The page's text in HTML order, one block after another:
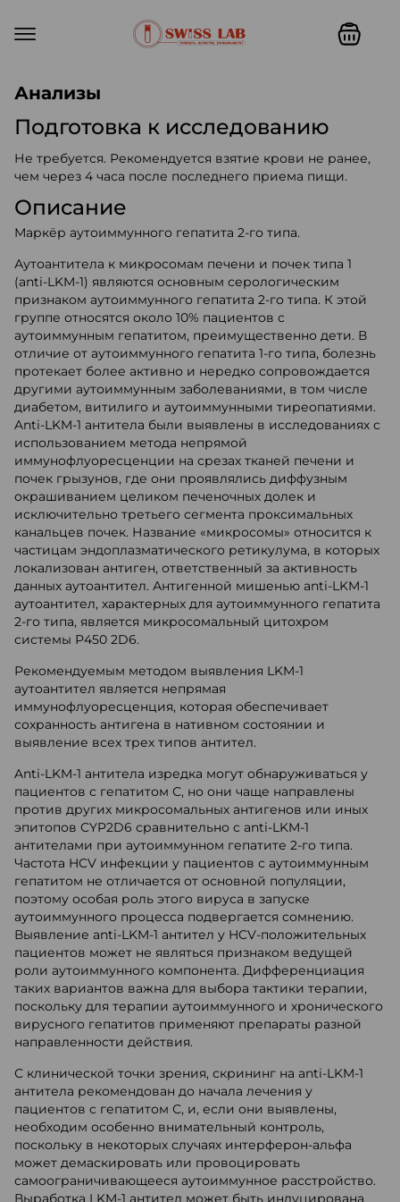
Анализы
Подготовка к исследованию
Не требуется. Рекомендуется взятие крови не ранее,
чем через 4 часа после последнего приема пищи.
Описание
Маркёр аутоиммунного гепатита 2-го типа.
Аутоантитела к микросомам печени и почек типа 1
(anti-LKM-1) являются основным серологическим
признаком аутоиммунного гепатита 2-го типа. К этой
группе относятся около 10% пациентов с
аутоиммунным гепатитом, преимущественно дети. В
отличие от аутоиммунного гепатита 1-го типа, болезнь
протекает более активно и нередко сопровождается
другими аутоиммунным заболеваниями, в том числе
диабетом, витилиго и аутоиммунными тиреопатиями.
Anti-LKM-1 антитела были выявлены в исследованиях с
использованием метода непрямой
иммунофлуоресценции на срезах тканей печени и
почек грызунов, где они проявлялись диффузным
окрашиванием целиком печеночных долек и
исключительно третьего сегмента проксимальных
канальцев почек. Название «микросомы» относится к
частицам эндоплазматического ретикулума, в которых
локализован антиген, ответственный за активность
данных аутоантител. Антигенной мишенью anti-LKM-1
аутоантител, характерных для аутоиммунного гепатита
2-го типа, является микросомальный цитохром
системы Р450 2D6.
Рекомендуемым методом выявления LKM-1
аутоантител является непрямая
иммунофлуоресценция, которая обеспечивает
сохранность антигена в нативном состоянии и
выявление всех трех типов антител.
Anti-LKM-1 антитела изредка могут обнаруживаться у
пациентов с гепатитом С, но они чаще направлены
против других микросомальных антигенов или иных
эпитопов CYP2D6 сравнительно с anti-LKM-1
антителами при аутоиммунном гепатите 2-го типа.
Частота HCV инфекции у пациентов с аутоиммунным
гепатитом не отличается от основной популяции,
поэтому особая роль этого вируса в запуске
аутоиммунного процесса подвергается сомнению.
Выявление anti-LKM-1 антител у HCV-положительных
пациентов может не являться признаком ведущей
роли аутоиммунного компонента. Дифференциация
таких вариантов важна для выбора тактики терапии,
поскольку для терапии аутоиммунного и хронического
вирусного гепатитов применяют препараты разной
направленности действия.
С клинической точки зрения, скрининг на anti-LKM-1
антитела рекомендован до начала лечения у
пациентов с гепатитом С, и, если они выявлены,
необходим особенно внимательный контроль,
поскольку в некоторых случаях интерферон-альфа
может демаскировать или провоцировать
самоограничивающееся аутоиммунное расстройство.
Выработка LKM-1 антител может быть индуцирована